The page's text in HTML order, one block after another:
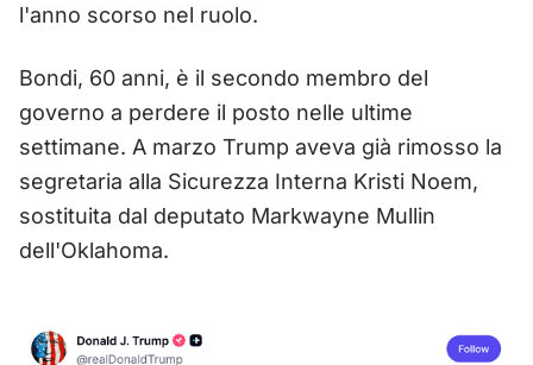
l'anno scorso nel ruolo.
Bondi, 60 anni, è il secondo membro del
governo a perdere il posto nelle ultime
settimane. A marzo Trump aveva già rimosso la
segretaria alla Sicurezza Interna Kristi Noem,
sostituita dal deputato Markwayne Mullin
dell'Oklahoma.